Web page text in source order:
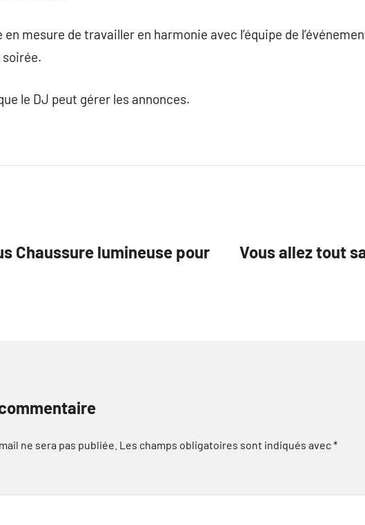
mesure de travailler en harmonie avec l’équipe de
soirée.
le DJ peut gérer les annonces.
Chaussure lumineuse pour
Vous allez tout
ne sera pas publiée. Les champs obligatoires sont indiqués avec*